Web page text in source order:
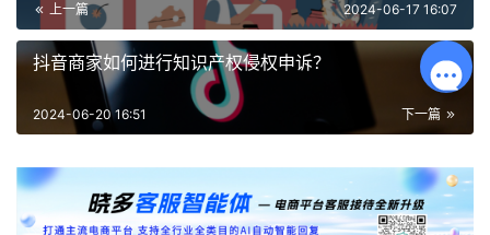
上一篇 2024-06-17 16:07
抖音商家如何进行知识产权侵权申诉？
下一篇
2024-06-20 16:51